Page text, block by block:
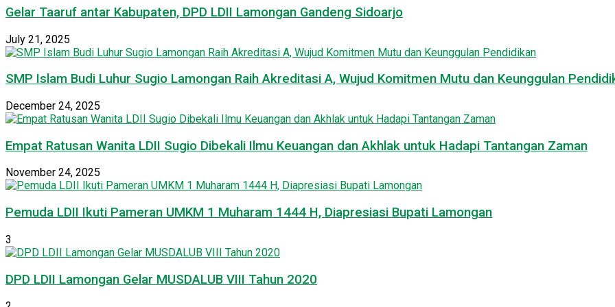
Gelar Taaruf antar Kabupaten, DPD LDII Lamongan Gandeng Sidoarjo
July 21, 2025
SMP Islam Budi Luhur Sugio Lamongan Raih Akreditasi A, Wujud Komitmen Mutu dan Keunggulan
December 24, 2025
Empat Ratusan Wanita LDII Sugio Dibekali Ilmu Keuangan dan Akhlak untuk Hadapi Tantangan Zaman
November 24, 2025
Pemuda LDII Ikuti Pameran UMKM 1 Muharam 1444 H, Diapresiasi Bupati Lamongan
3
DPD LDII Lamongan Gelar MUSDALUB VIII Tahun 2020